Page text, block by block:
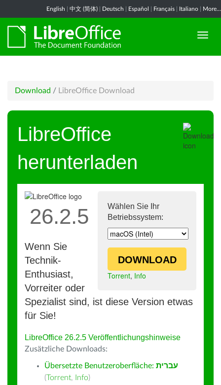
English 中文 (简体) Deutsch Español Français Italiano More...
Download / LibreOffice Download
LibreOffice
herunterladen
Wählen Sie Ihr
Betriebssystem:
DOWNLOAD
Torrent, Info
26.2.5
Wenn Sie
Technik-
Enthusiast,
Vorreiter oder
Spezialist sind, ist diese Version etwas
für Sie!
LibreOffice 26.2.5 Veröffentlichungshinweise
Zusätzliche Downloads:
Übersetzte Benutzeroberfläche: עברית
(Torrent, Info)